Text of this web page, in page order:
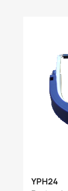
YPH24